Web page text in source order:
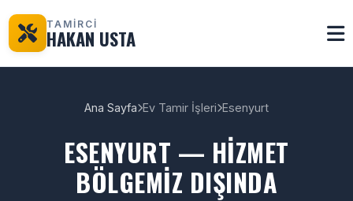
TAMİRCİ
HAKAN USTA
Ana Sayfa Ev Tamir İşleri Esenyurt
ESENYURT — HIZMET
BÖLGEMIZ DIŞINDA